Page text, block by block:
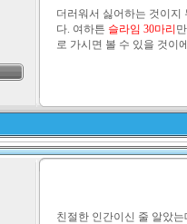
더러워서 싫어하는 것이지
다. 여하튼 슬라임 30마리
로 가시면 볼 수 있을 것이
친절한 인간이신 줄 알았는